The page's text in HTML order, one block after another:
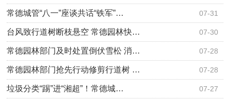
07-31
常德城管“八一”座谈共话“铁军”…
07-30
台风致行道树断枝悬空 常德园林快…
07-28
常德园林部门及时处置倒伏雪松 消…
07-28
常德园林部门抢先行动修剪行道树 …
07-27
垃圾分类“踢”进“湘超”！常德城…